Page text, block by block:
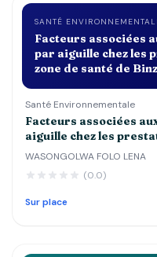
SANTÉ
Facteurs associées
par aiguille chez les
zone de santé de
Santé Environnementale
Facteurs associées
aiguille chez les
de santé de Binza Météo
WASONGOLWA FOLO LENA
(0.0)
Sur place